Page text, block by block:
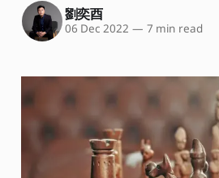
劉奕酉
06 Dec 2022 — 7 min read